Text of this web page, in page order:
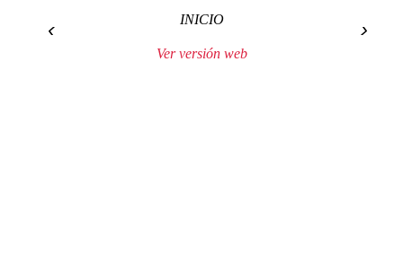
‹ ›
INICIO
Ver versión web